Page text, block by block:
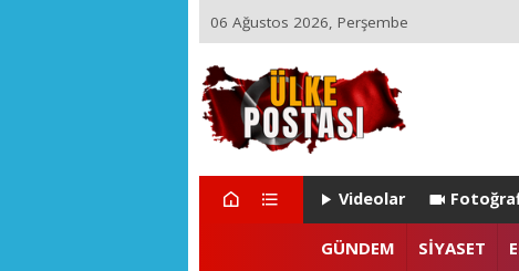
06 Ağustos 2026, Perşembe
Videolar
GÜNDEM SİYASET